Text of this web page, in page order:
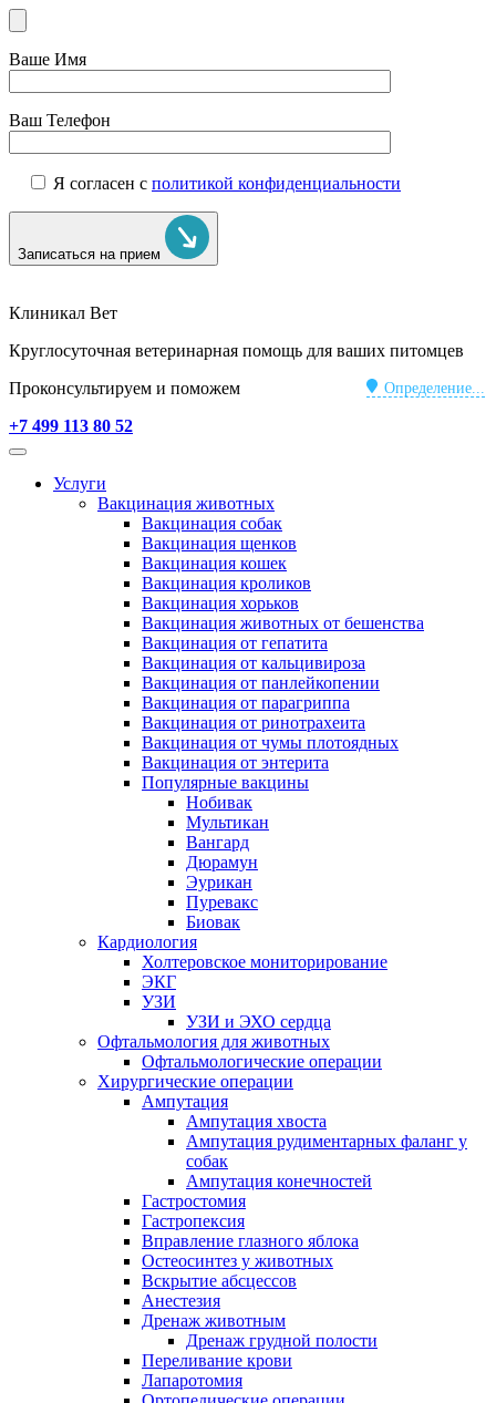
Ваше Имя
Ваш Телефон
Я согласен с политикой конфиденциальности
Записаться на прием
Клиникал Вет
Круглосуточная ветеринарная помощь для ваших питомцев
Определение...
Проконсультируем и поможем
+7 499 113 80 52
Услуги
Вакцинация животных
Вакцинация собак
Вакцинация щенков
Вакцинация кошек
Вакцинация кроликов
Вакцинация хорьков
Вакцинация животных от бешенства
Вакцинация от гепатита
Вакцинация от кальцивироза
Вакцинация от панлейкопении
Вакцинация от парагриппа
Вакцинация от ринотрахеита
Вакцинация от чумы плотоядных
Вакцинация от энтерита
Популярные вакцины
Нобивак
Мультикан
Вангард
Дюрамун
Эурикан
Пуревакс
Биовак
Кардиология
Холтеровское мониторирование
ЭКГ
УЗИ
УЗИ и ЭХО сердца
Офтальмология для животных
Офтальмологические операции
Хирургические операции
Ампутация
Ампутация хвоста
Ампутация рудиментарных фаланг у
собак
Ампутация конечностей
Гастростомия
Гастропексия
Вправление глазного яблока
Остеосинтез у животных
Вскрытие абсцессов
Анестезия
Дренаж животным
Дренаж грудной полости
Переливание крови
Лапаротомия